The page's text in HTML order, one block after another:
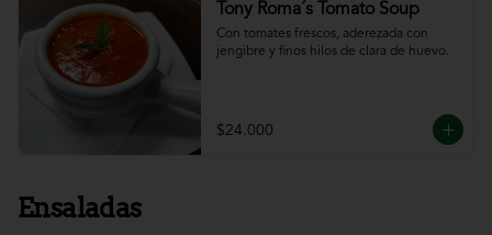
Tony Roma´s Tomato Soup
Con tomates frescos, aderezada con
jengibre y finos hilos de clara de huevo.
$24.000
Ensaladas